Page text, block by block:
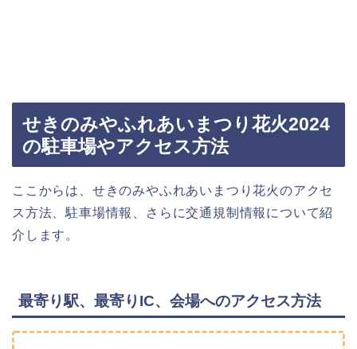
せきのみやふれあいまつり花火2024
の駐車場やアクセス方法
ここからは、せきのみやふれあいまつり花火のアクセ
ス方法、駐車場情報、さらに交通規制情報について紹
介します。
最寄り駅、最寄りIC、会場へのアクセス方法